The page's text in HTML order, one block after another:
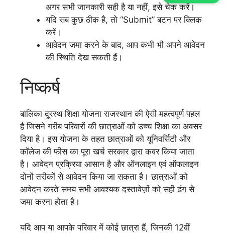
अगर सभी जानकारी सही है या नहीं, इसे चेक करें।
यदि सब कुछ ठीक है, तो “Submit” बटन पर क्लिक
करें।
आवेदन जमा करने के बाद, आप कभी भी अपने आवेदन
की स्थिति देख सकती हैं।
निष्कर्ष
बालिका दूरस्थ शिक्षा योजना राजस्थान की ऐसी महत्वपूर्ण पहल
है जिसने गरीब परिवारों की छात्राओं को उच्च शिक्षा का अवसर
दिया है। इस योजना के तहत छात्राओं को यूनिवर्सिटी और
कॉलेज की फीस का पूरा खर्च सरकार द्वारा कवर किया जाता
है। आवेदन प्रक्रिया आसान है और ऑनलाइन एवं ऑफलाइन
दोनों तरीकों से आवेदन किया जा सकता है। छात्राओं को
आवेदन करते समय सभी आवश्यक दस्तावेज़ों को सही ढंग से
जमा करना होता है।
यदि आप या आपके परिवार में कोई छात्रा हैं, जिनकी 12वीं